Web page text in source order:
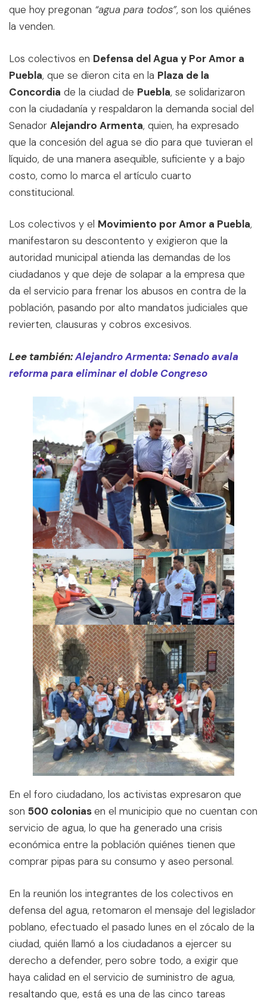
que hoy pregonan “agua para todos”, son los quiénes
la venden.
Los colectivos en Defensa del Agua y Por Amor a
Puebla, que se dieron cita en la Plaza de la
Concordia de la ciudad de Puebla, se solidarizaron
con la ciudadanía y respaldaron la demanda social del
Senador Alejandro Armenta, quien, ha expresado
que la concesión del agua se dio para que tuvieran el
líquido, de una manera asequible, suficiente y a bajo
costo, como lo marca el artículo cuarto
constitucional.
Los colectivos y el Movimiento por Amor a Puebla,
manifestaron su descontento y exigieron que la
autoridad municipal atienda las demandas de los
ciudadanos y que deje de solapar a la empresa que
da el servicio para frenar los abusos en contra de la
población, pasando por alto mandatos judiciales que
revierten, clausuras y cobros excesivos.
Lee también:Alejandro Armenta: Senado avala
reforma para eliminar el doble Congreso
En el foro ciudadano, los activistas expresaron que
son 500 coloniasen el municipio que no cuentan con
servicio de agua, lo que ha generado una crisis
económica entre la población quiénes tienen que
comprar pipas para su consumo y aseo personal.
En la reunión los integrantes de los colectivos en
defensa del agua, retomaron el mensaje del legislador
poblano, efectuado el pasado lunes en el zócalo de la
ciudad, quién llamó a los ciudadanos a ejercer su
derecho a defender, pero sobre todo, a exigir que
haya calidad en el servicio de suministro de agua,
resaltando que, está es una de las cinco tareas